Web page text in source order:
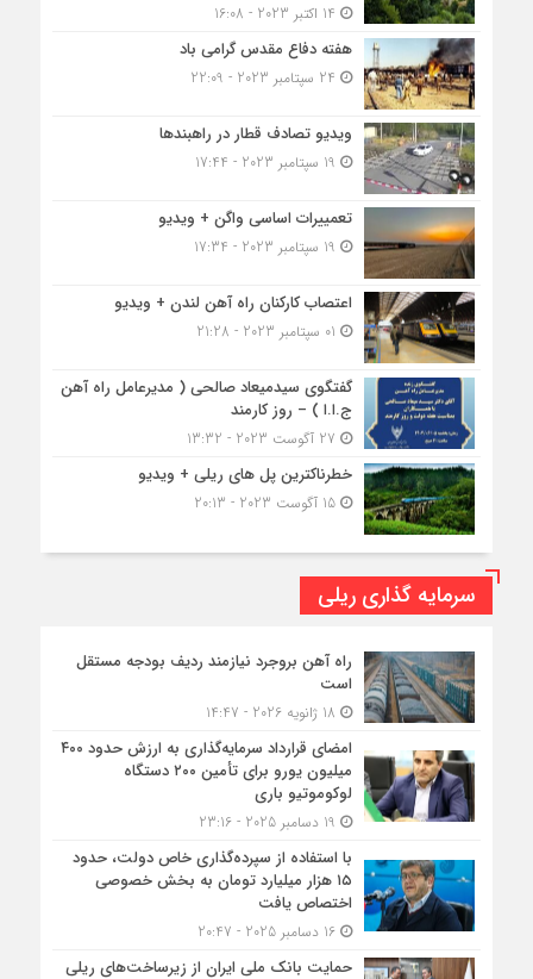
هفته دفاع مقدس گرامی باد
ویدیو تصادف قطار در راهبندها
تعمییرات اساسی واگن + ویدیو
اعتصاب کارکنان راه آهن لندن + ویدیو
گفتگوی سیدمیعاد صالحی ( مدیرعامل راه آهن
ج.ا.ا ) – روز کارمند
خطرناکترین پل های ریلی + ویدیو
15 آگوست 2023 - 20:13
سرمایه گذاری ریلی
راه آهن بروجرد نیازمند ردیف بودجه مستقل
است
امضای قرارداد سرمایه‌گذاری به ارزش حدود ۴۰۰
میلیون یورو برای تأمین ۲۰۰ دستگاه
لوکوموتیو باری
با استفاده از سپرده‌گذاری خاص دولت، حدود
۱۵ هزار میلیارد تومان به بخش خصوصی
اختصاص یافت
16 دسامبر 2025 - 20:47
حمایت بانک ملی ایران از زیرساخت‌های ریلی